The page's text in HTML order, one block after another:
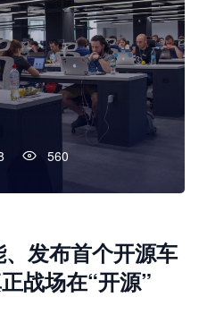
560
发布首个开源车
战场在“开源”